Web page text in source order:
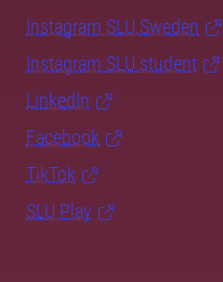
Instagram SLU.Sweden
Instagram SLU.student
LinkedIn
Facebook
TikTok
SLU Play